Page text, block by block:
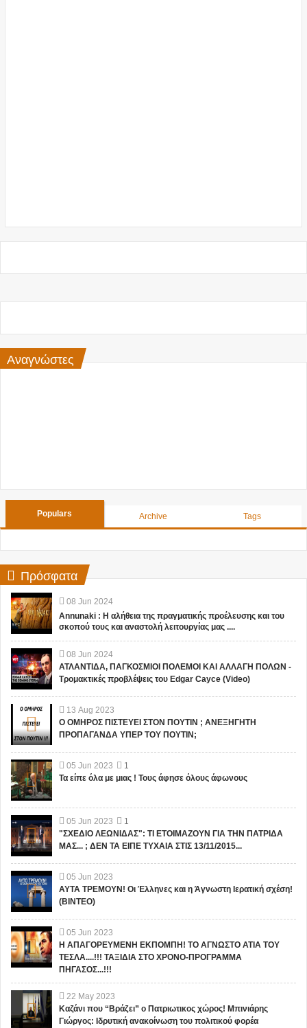
Αναγνώστες
Populars Archive Tags
Πρόσφατα
08 Jun 2024
Annunaki : Η αλήθεια της πραγματικής προέλευσης και του
σκοπού τους και αναστολή λειτουργίας μας ....
08 Jun 2024
ΑΤΛΑΝΤΙΔΑ, ΠΑΓΚΟΣΜΙΟΙ ΠΟΛΕΜΟΙ ΚΑΙ ΑΛΛΑΓΗ ΠΟΛΩΝ -
Τρομακτικές προβλέψεις του Edgar Cayce (Video)
13 Aug 2023
Ο ΟΜΗΡΟΣ ΠΙΣΤΕΥΕΙ ΣΤΟΝ ΠΟΥΤΙΝ ; ΑΝΕΞΗΓΗΤΗ
ΠΡΟΠΑΓΑΝΔΑ ΥΠΕΡ ΤΟΥ ΠΟΥΤΙΝ;
05 Jun 2023
1
Τα είπε όλα με μιας ! Τους άφησε όλους άφωνους
05 Jun 2023
1
"ΣΧΕΔΙΟ ΛΕΩΝΙΔΑΣ": ΤΙ ΕΤΟΙΜΑΖΟΥΝ ΓΙΑ ΤΗΝ ΠΑΤΡΙΔΑ
ΜΑΣ... ; ΔΕΝ ΤΑ ΕΙΠΕ ΤΥΧΑΙΑ ΣΤΙΣ 13/11/2015...
05 Jun 2023
ΑΥΤΑ ΤΡΕΜΟΥΝ! Οι Έλληνες και η Άγνωστη Ιερατική σχέση!
(ΒΙΝΤΕΟ)
05 Jun 2023
Η ΑΠΑΓΟΡΕΥΜΕΝΗ ΕΚΠΟΜΠΗ! ΤΟ ΑΓΝΩΣΤΟ ΑΤΙΑ ΤΟΥ
ΤΕΣΛΑ....!!! ΤΑΞΙΔΙΑ ΣΤΟ ΧΡΟΝΟ-ΠΡΟΓΡΑΜΜΑ
ΠΗΓΑΣΟΣ...!!!
22 May 2023
Καζάνι που “Βράζει” ο Πατριωτικος χώρος! Μπινιάρης
Γιώργος: Ιδρυτική ανακοίνωση του πολιτικού φορέα